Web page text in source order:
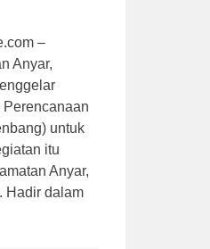
–
Anyar,
untuk
itu
Anyar,
Hadir dalam